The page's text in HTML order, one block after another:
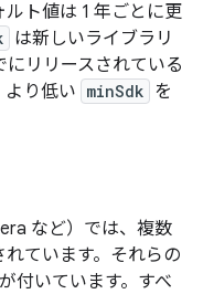
ト値は 1 年ごとに更
は新しいライブラリ
リリースされている
より低い minSdk を
など）では、複数
ています。それらの
付いています。すべ